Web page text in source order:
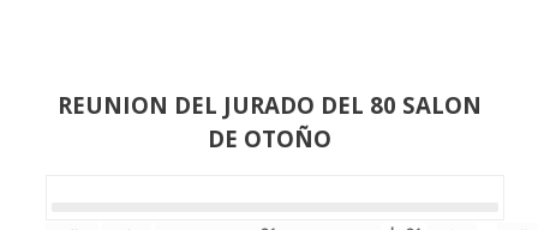
REUNION DEL JURADO DEL 80 SALON
DE OTOÑO